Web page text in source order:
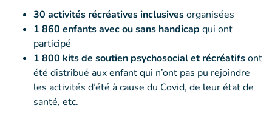
30 activités récréatives inclusivesorganisées
1 860 enfants avec ou sans handicap qui ont
participé
1 800 kits de soutien psychosocial et récréatifsont
été distribué aux enfant qui n’ont pas pu rejoindre
les activités d’été à cause du Covid, de leur état de
santé, etc.